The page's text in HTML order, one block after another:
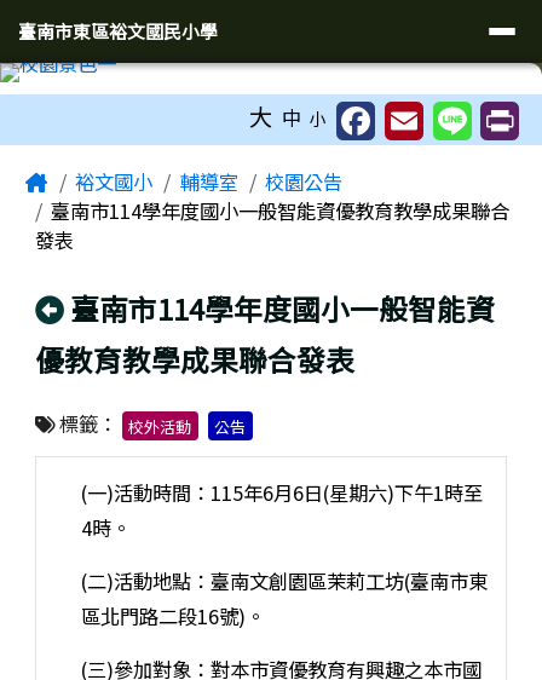
臺南市東區裕文國民小學
導覽列
臺南市東區裕文國民小學
大 中 小
Home裕文國小 輔導室
校園公告
臺南市114學年度國小一般智能資優教育教學成果聯合
發表
回上頁
臺南市114學年度國小一般智能資
優教育教學成果聯合發表
標籤： 校外活動 公告
(一)活動時間：115年6月6日(星期六)下午1時至
4時。
(二)活動地點：臺南文創園區茉莉工坊(臺南市東
區北門路二段16號)。
(三)參加對象：對本市資優教育有興趣之本市國